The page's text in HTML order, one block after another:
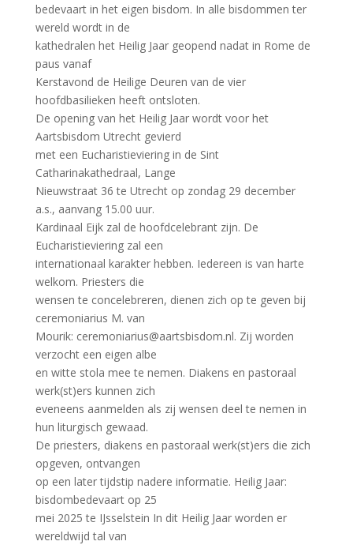
bedevaart in het eigen bisdom. In alle bisdommen ter
wereld wordt in de
kathedralen het Heilig Jaar geopend nadat in Rome de
paus vanaf
Kerstavond de Heilige Deuren van de vier
hoofdbasilieken heeft ontsloten.
De opening van het Heilig Jaar wordt voor het
Aartsbisdom Utrecht gevierd
met een Eucharistieviering in de Sint
Catharinakathedraal, Lange
Nieuwstraat 36 te Utrecht op zondag 29 december
a.s., aanvang 15.00 uur.
Kardinaal Eijk zal de hoofdcelebrant zijn. De
Eucharistieviering zal een
internationaal karakter hebben. Iedereen is van harte
welkom. Priesters die
wensen te concelebreren, dienen zich op te geven bij
ceremoniarius M. van
Mourik: ceremoniarius@aartsbisdom.nl. Zij worden
verzocht een eigen albe
en witte stola mee te nemen. Diakens en pastoraal
werk(st)ers kunnen zich
eveneens aanmelden als zij wensen deel te nemen in
hun liturgisch gewaad.
De priesters, diakens en pastoraal werk(st)ers die zich
opgeven, ontvangen
op een later tijdstip nadere informatie. Heilig Jaar:
bisdombedevaart op 25
mei 2025 te IJsselstein In dit Heilig Jaar worden er
wereldwijd tal van